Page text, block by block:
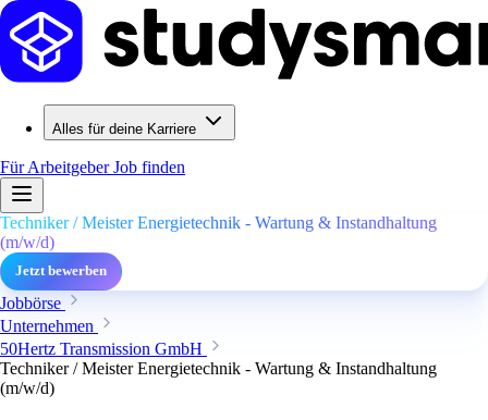
Alles für deine Karriere
Für ArbeitgeberJob finden
Techniker / Meister Energietechnik - Wartung & Instandhaltung
(m/w/d)
Jetzt bewerben
Jobbörse
Unternehmen
50Hertz Transmission GmbH
Techniker / Meister Energietechnik - Wartung & Instandhaltung
(m/w/d)